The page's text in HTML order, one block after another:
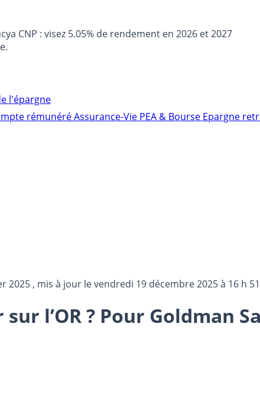
CNP : visez 5.05% de rendement en 2026 et 2027
l'épargne
rémunéréAssurance-Vie PEA & Bourse Epargne
2025 , mis à jour levendredi 19 décembre 2025 à 16 h 51
l’OR ? Pour Goldman